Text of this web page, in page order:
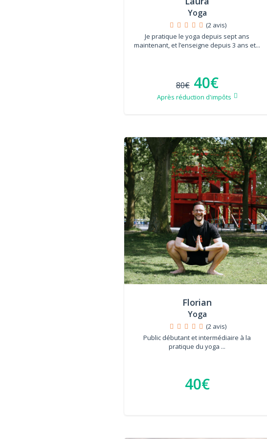
Yoga
(2 avis)
Je pratique le yoga depuis sept ans
maintenant, et l’enseigne depuis 3 ans et...
80€ 40€
Après réduction d'impôts
Florian
Yoga
(2 avis)
Public débutant et intermédiaire à la
pratique du yoga ...
40€